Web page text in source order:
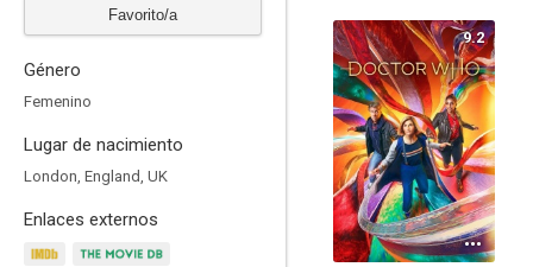
Favorito/a
Género
Femenino
Lugar de nacimiento
London, England, UK
Enlaces externos
9.2